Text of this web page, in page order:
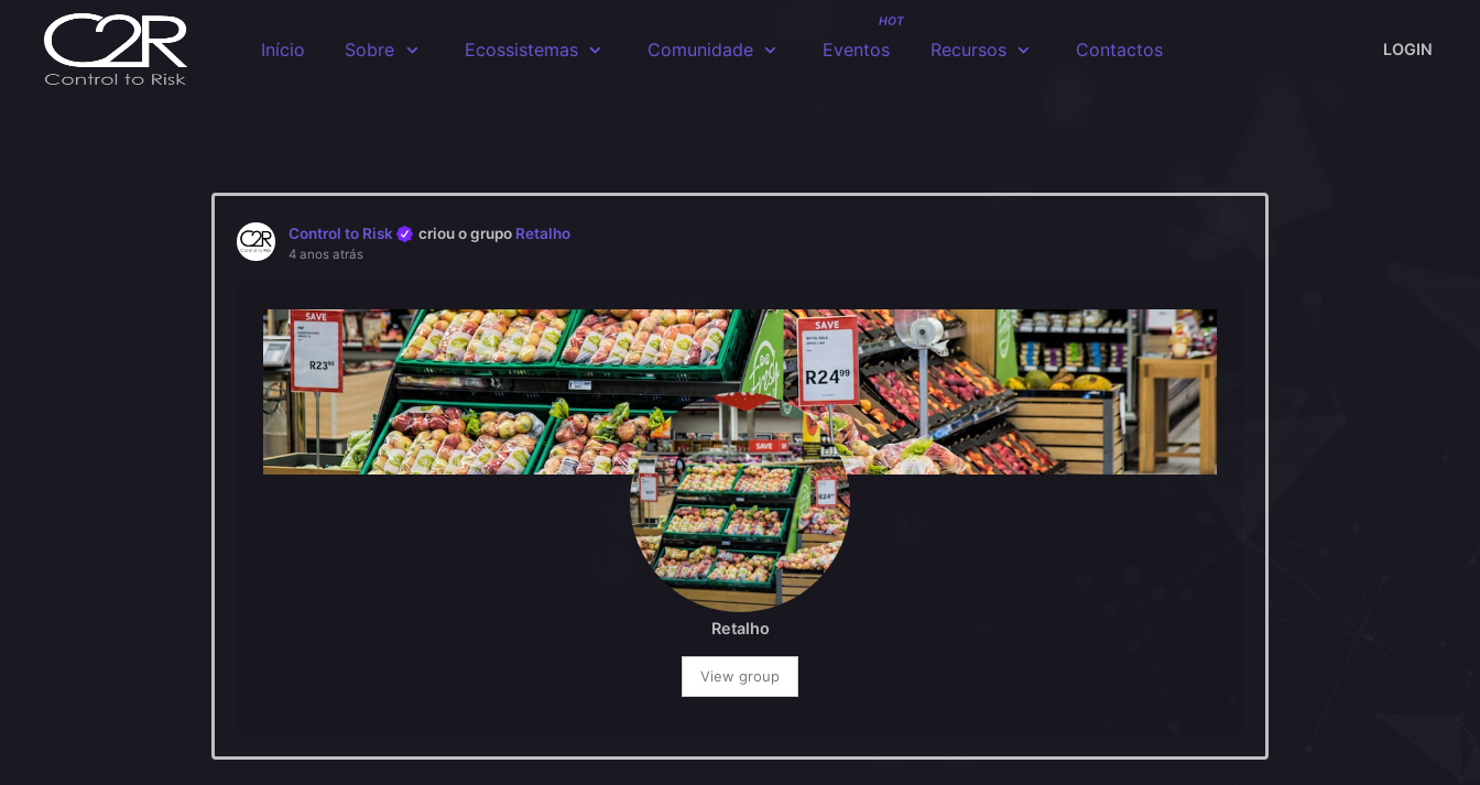
Skip to main content
Início
Sobre Ecossistemas Comunidade Eventos
HOT
Recursos Contactos LOGIN
Control to Risk criou o grupo Retalho
4 anos atrás
Retalho
View group